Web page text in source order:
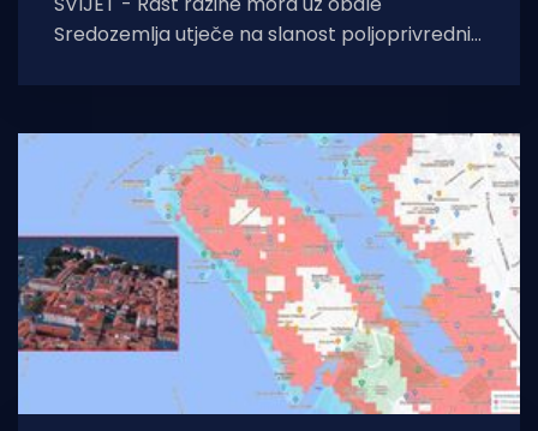
Sredozemlja utječe na slanost poljoprivrednih
proizvodnje hrane,